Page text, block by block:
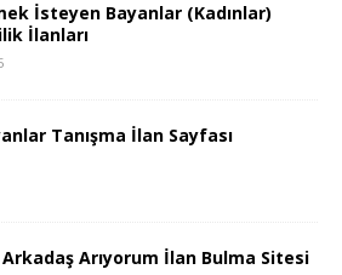
İsteyen Bayanlar (Kadınlar)
İlanları
Tanışma İlan Sayfası
Arıyorum İlan Bulma Sitesi